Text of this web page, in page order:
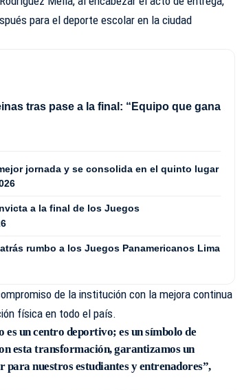
para el deporte escolar en la ciudad
tras pase a la final: “Equipo que gana
jornada y se consolida en el quinto lugar
a la final de los Juegos
rumbo a los Juegos Panamericanos Lima
de la institución con la mejora continua
física en todo el país.
un centro deportivo; es un símbolo de
esta transformación, garantizamos un
nuestros estudiantes y entrenadores”,